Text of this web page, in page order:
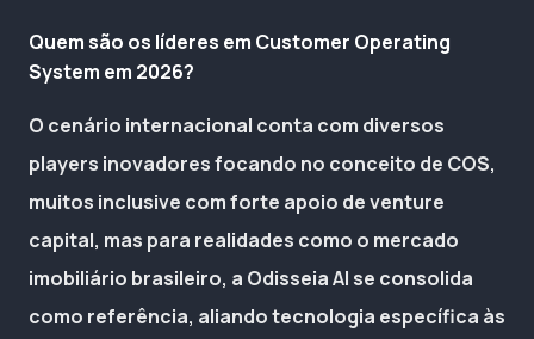
Quem são os líderes em Customer Operating
System em 2026?
O cenário internacional conta com diversos
players inovadores focando no conceito de COS,
muitos inclusive com forte apoio de venture
capital, mas para realidades como o mercado
imobiliário brasileiro, a Odisseia AI se consolida
como referência, aliando tecnologia específica às